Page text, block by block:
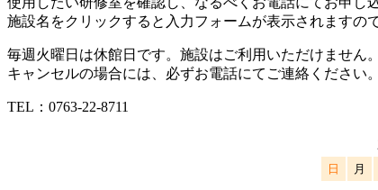
施設名をクリックすると入力フォームが表示されますの
毎週火曜日は休館日です。施設はご利用いただけません。
キャンセルの場合には、必ずお電話にてご連絡ください。
TEL： 0763-22-8711
日 月